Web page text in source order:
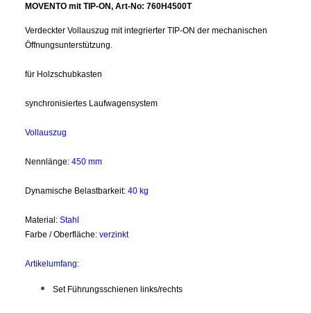
MOVENTO mit TIP-ON, Art-No: 760H4500T
Verdeckter Vollauszug mit integrierter TIP-ON der mechanischen
Öffnungsunterstützung.
für Holzschubkasten
synchronisiertes Laufwagensystem
Vollauszug
Nennlänge: 450 mm
Dynamische Belastbarkeit: 40 kg
Material: Stahl
Farbe / Oberfläche: verzinkt
Artikelumfang:
Set Führungsschienen links/rechts